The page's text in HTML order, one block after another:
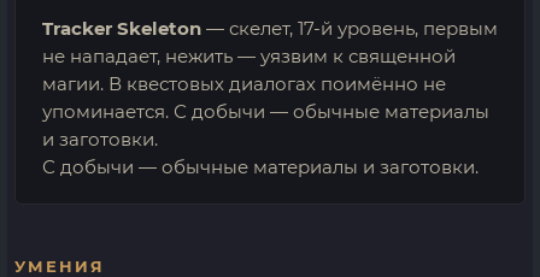
Tracker Skeleton — скелет, 17-й уровень, первым
не нападает, нежить — уязвим к священной
магии. В квестовых диалогах поимённо не
упоминается. С добычи — обычные материалы
и заготовки.
С добычи — обычные материалы и заготовки.
УМЕНИЯ